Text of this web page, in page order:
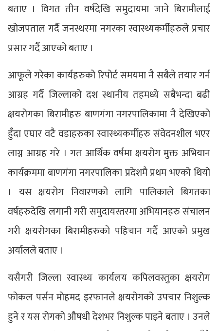
बताए । विगत तीन वर्षदेखि समुदायमा जाने बिरामीलाई
खोजपताल गर्दै जनस्थरमा नगरका स्वास्थ्यकर्मीहरुले प्रचार
प्रसार गर्दै आएको बताए ।
आफूले गरेका कार्यहरुको रिपोर्ट समयमा नै सबैले तयार गर्न
आग्रह गर्दै जिल्लाको दश स्थानीय तहमध्ये सबैभन्दा बढी
क्षयरोगका बिरामीहरु बाणगंगा नगरपालिकामा नै देखिएको
हुँदा एघार वटै वडाहरुका स्वास्थ्यकर्मीहरु संवेदनशील भएर
लाग्न आग्रह गरे । गत आर्थिक वर्षमा क्षयरोग मुक्त अभियान
कार्यक्रममा बाणगंगा नगरपालिका प्रदेशमै प्रथम भएको थियो
। यस क्षयरोग निवारणको लागि पालिकाले बिगतका
वर्षहरुदेखि लगानी गरी समुदायस्तरमा अभियानहरु संचालन
गरी क्षयरोगका बिरामीहरुको पहिचान गर्दै आएको प्रमुख
अर्यालले बताए ।
यसैगरी जिल्ला स्वास्थ्य कार्यलय कपिलवस्तुका क्षयरोग
फोकल पर्सन मोहमद इरफानले क्षयरोगको उपचार निशुल्क
हुने र यस रोगको औषधी देशभर निशुल्क पाइने बताए । उनले